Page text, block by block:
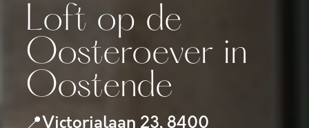
Loft op de
Oosteroever in
Oostende
📍Victorialaan 23, 8400